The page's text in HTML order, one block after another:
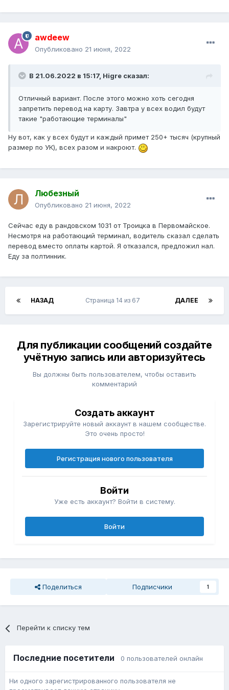
awdeew
Опубликовано 21 июня, 2022
В 21.06.2022 в 15:17, Higre сказал:
Отличный вариант. После этого можно хоть сегодня
запретить перевод на карту. Завтра у всех водил будут
такие "работающие терминалы"
Ну вот, как у всех будут и каждый примет 250+ тысяч (крупный
размер по УК), всех разом и накроют.
Любезный
Опубликовано 21 июня, 2022
Сейчас еду в рандовском 1031 от Троицка в Первомайское.
Несмотря на работающий терминал, водитель сказал сделать
перевод вместо оплаты картой. Я отказался, предложил нал.
Еду за полтинник.
НАЗАД ДАЛЕЕ
Страница 14 из 67
Для публикации сообщений создайте
учётную запись или авторизуйтесь
Вы должны быть пользователем, чтобы оставить
комментарий
Создать аккаунт
Зарегистрируйте новый аккаунт в нашем сообществе.
Это очень просто!
Регистрация нового пользователя
Войти
Уже есть аккаунт? Войти в систему.
Войти
Поделиться Подписчики 1
Перейти к списку тем
Последние посетители 0 пользователей онлайн
Ни одного зарегистрированного пользователя не